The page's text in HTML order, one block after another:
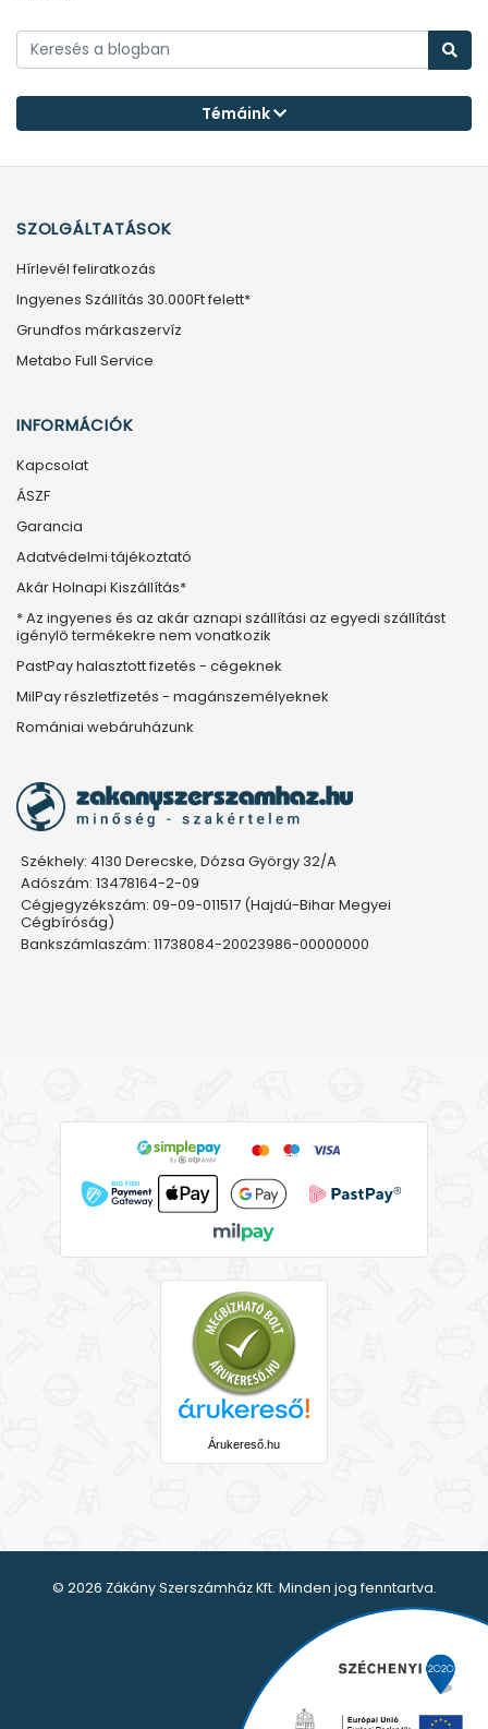
Témáink
SZOLGÁLTATÁSOK
Hírlevél feliratkozás
Ingyenes Szállítás 30.000Ft felett*
Grundfos márkaszervíz
Metabo Full Service
INFORMÁCIÓK
Kapcsolat
ÁSZF
Garancia
Adatvédelmi tájékoztató
Akár Holnapi Kiszállítás*
* Az ingyenes és az akár aznapi szállítási az egyedi szállítást
igénylő termékekre nem vonatkozik
PastPay halasztott fizetés - cégeknek
MilPay részletfizetés - magánszemélyeknek
Romániai webáruházunk
Székhely: 4130 Derecske, Dózsa György 32/A
Adószám: 13478164-2-09
Cégjegyzékszám: 09-09-011517 (Hajdú-Bihar Megyei
Cégbíróság)
Bankszámlaszám: 11738084-20023986-00000000
Árukereső.hu
© 2026 Zákány Szerszámház Kft. Minden jog fenntartva.